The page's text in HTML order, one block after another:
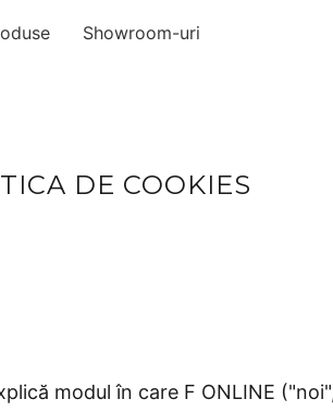
Showroom-uri
DE COOKIES
modul în care F ONLINE